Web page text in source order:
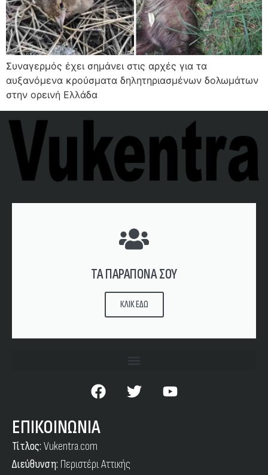
Συναγερμός έχει σημάνει στις αρχές για τα
αυξανόμενα κρούσματα δηλητηριασμένων δολωμάτων
στην ορεινή Ελλάδα
ΤΑ ΠΑΡΑΠΟΝΑ ΣΟΥ
ΚΛΙΚ ΕΔΩ
ΕΠΙΚΟΙΝΩΝΙΑ
Τίτλος: Vukentra.com
Διεύθυνση: Περιστέρι Αττικής